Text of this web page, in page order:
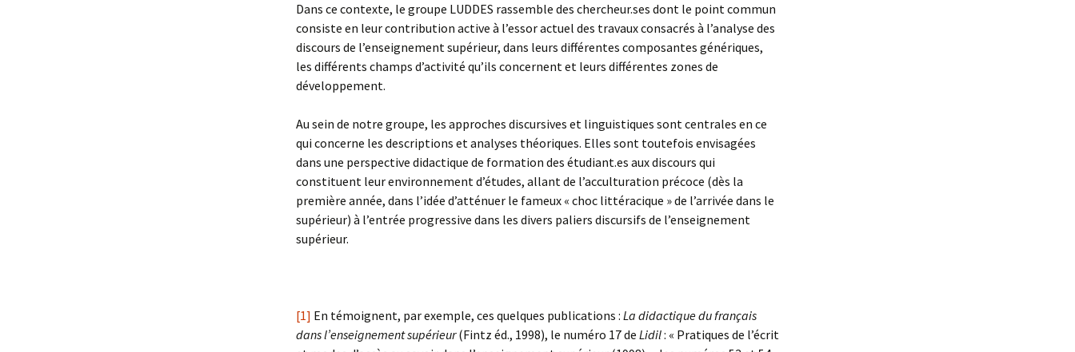
Dans ce contexte, le groupe LUDDES rassemble des chercheur.ses dont le point commun
consiste en leur contribution active à l’essor actuel des travaux consacrés à l’analyse des
discours de l’enseignement supérieur, dans leurs différentes composantes génériques,
les différents champs d’activité qu’ils concernent et leurs différentes zones de
développement.
Au sein de notre groupe, les approches discursives et linguistiques sont centrales en ce
qui concerne les descriptions et analyses théoriques. Elles sont toutefois envisagées
dans une perspective didactique de formation des étudiant.es aux discours qui
constituent leur environnement d’études, allant de l’acculturation précoce (dès la
première année, dans l’idée d’atténuer le fameux « choc littéracique » de l’arrivée dans le
supérieur) à l’entrée progressive dans les divers paliers discursifs de l’enseignement
supérieur.
[1] En témoignent, par exemple, ces quelques publications : La didactique du français
dans l’enseignement supérieur(Fintz éd., 1998), le numéro 17 de Lidil: « Pratiques de l’écrit